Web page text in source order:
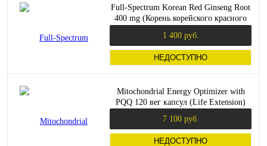
Full-Spectrum Korean Red Ginseng Root
400 mg (Корень корейского красного
1 400 руб.
НЕДОСТУПНО
Mitochondrial Energy Optimizer with
PQQ 120 вег капсул (Life Extension)
7 100 руб.
НЕДОСТУПНО